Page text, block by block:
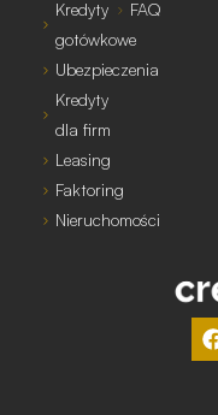
Kredyty
gotówkowe
Ubezpieczenia
Kredyty
dla firm
Leasing
Faktoring
Nieruchomości
FAQ